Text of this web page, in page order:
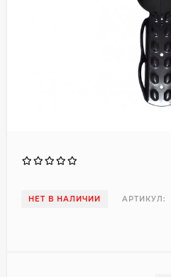
НЕТ В НАЛИЧИИ АРТИКУЛ: